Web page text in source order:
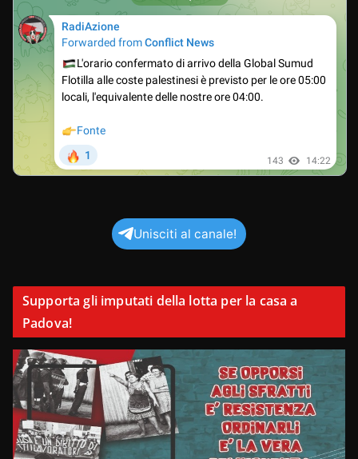
Unisciti al canale!
Supporta gli imputati della lotta per la casa a
Padova!